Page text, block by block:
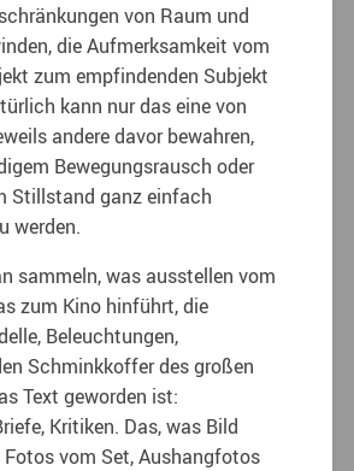
von Raum und
die Aufmerksamkeit vom
zum empfindenden Subjekt
kann nur das eine von
andere davor bewahren,
Bewegungsrausch oder
Stillstand ganz einfach
werden.
sammeln, was ausstellen vom
zum Kino hinführt, die
Beleuchtungen,
Schminkkoffer des großen
Text geworden ist:
Kritiken. Das, was Bild
vom Set, Aushangfotos